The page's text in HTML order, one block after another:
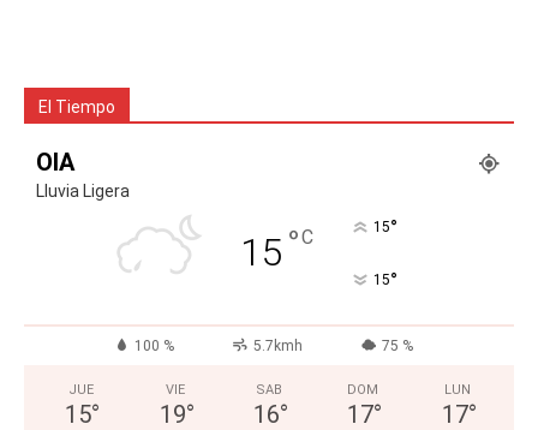
El Tiempo
OIA
Lluvia Ligera
15 °C 15°
15°
100 % 5.7kmh 75 %
JUE
15°
VIE
19°
SAB
16°
DOM
17°
LUN
17°